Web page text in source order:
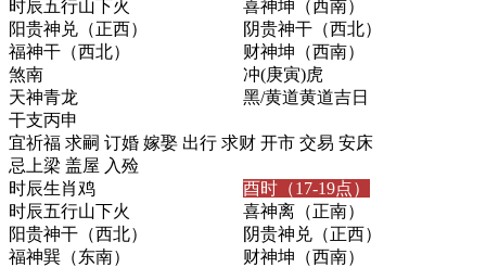
时辰五行山下火 喜神坤（西南）
阳贵神 兑（正西） 阴贵神干（西北）
福神干（西北） 财神坤（西南）
煞南 冲(庚寅)虎
天神青龙 黑/黄道黄道吉日
干支丙申
宜祈福 求嗣 订婚 嫁娶 出行 求财 开市 交易 安床
忌 上梁 盖屋 入殓
酉时（17-19点）
时辰生肖 鸡
时辰五行山下火 喜神离（正南）
阳贵神干（西北） 阴贵神 兑（正西）
福神巽（东南） 财神坤（西南）